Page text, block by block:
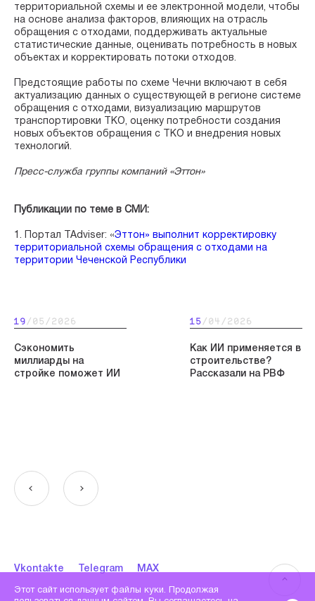
Этот сайт использует файлы куки. Продолжая
территориальной схемы и ее электронной модели, чтобы
на основе анализа факторов, влияющих на отрасль
обращения с отходами, поддерживать актуальные
статистические данные, оценивать потребность в новых
объектах и корректировать потоки отходов.
Предстоящие работы по схеме Чечни включают в себя
актуализацию данных о существующей в регионе системе
обращения с отходами, визуализацию маршрутов
транспортировки ТКО, оценку потребности создания
новых объектов обращения с ТКО и внедрения новых
технологий.
Пресс-служба группы компаний «Эттон»
Публикации по теме в СМИ:
1. Портал TAdviser: «Эттон» выполнит корректировку
территориальной схемы обращения с отходами на
территории Чеченской Республики
19 /05/2026
Сэкономить
миллиарды на
стройке поможет ИИ
15 /04/2026
Как ИИ применяется в
строительстве?
Рассказали на РВФ
Vkontakte Telegram MAX